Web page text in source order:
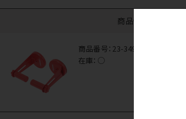
商品情報
商品番号： 23-3496
在庫： ○